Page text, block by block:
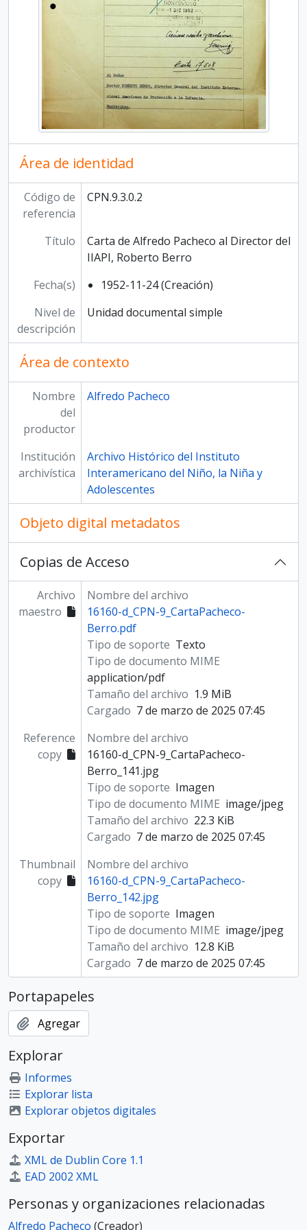
Área de identidad
Código de
referencia
CPN.9.3.0.2
Título
Carta de Alfredo Pacheco al Director del
IIAPI, Roberto Berro
Fecha(s)
1952-11-24 (Creación)
Nivel de
descripción
Unidad documental simple
Área de contexto
Nombre
del
productor
Alfredo Pacheco
Institución
archivística
Archivo Histórico del Instituto
Interamericano del Niño, la Niña y
Adolescentes
Objeto digital metadatos
Copias de Acceso
Archivo
maestro
Nombre del archivo
16160-d_CPN-9_CartaPacheco-
Berro.pdf
Tipo de soporte Texto
Tipo de documento MIME
application/pdf
Tamaño del archivo 1.9 MiB
Cargado 7 de marzo de 2025 07:45
Reference
copy
Nombre del archivo
16160-d_CPN-9_CartaPacheco-
Berro_141.jpg
Tipo de soporte Imagen
Tipo de documento MIME image/jpeg
Tamaño del archivo 22.3 KiB
Cargado 7 de marzo de 2025 07:45
Thumbnail
copy
Nombre del archivo
16160-d_CPN-9_CartaPacheco-
Berro_142.jpg
Tipo de soporte Imagen
Tipo de documento MIME image/jpeg
Tamaño del archivo 12.8 KiB
Cargado 7 de marzo de 2025 07:45
Portapapeles
Agregar
Explorar
Informes
Explorar lista
Explorar objetos digitales
Exportar
XML de Dublin Core 1.1
EAD 2002 XML
Personas y organizaciones relacionadas
Alfredo Pacheco (Creador)